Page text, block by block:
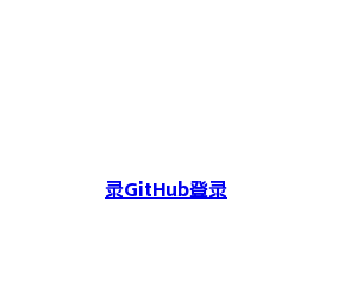
录GitHub登录